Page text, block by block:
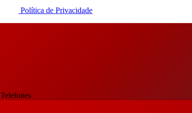
Política de Privacidade
Telefones